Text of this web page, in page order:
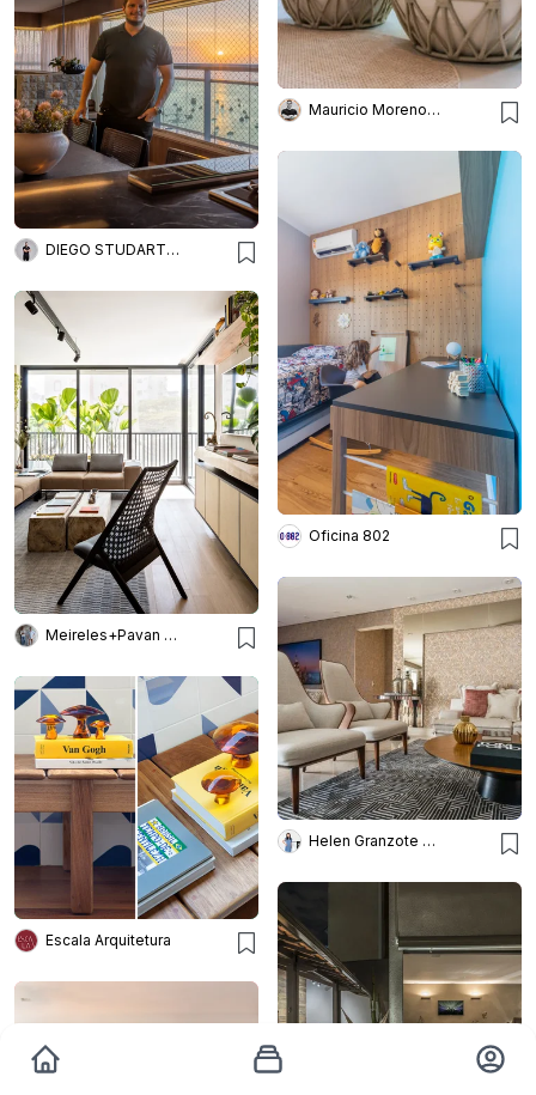
Mauricio Moreno Fotografia
DIEGO STUDART ARQUITETURA
Oficina 802
Meireles+Pavan Arquitetura
Helen Granzote Arquitetura e Interiores
Escala Arquitetura